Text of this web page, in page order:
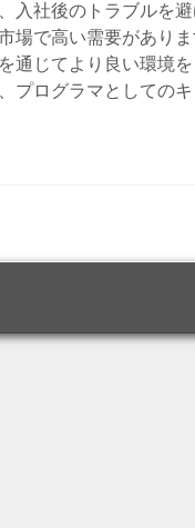
入社後のトラブルを
場で高い需要があり
通じてより良い環境
プログラマとしての